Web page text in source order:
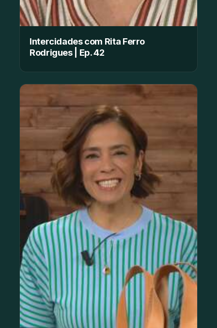
Intercidades com Rita Ferro
Rodrigues | Ep. 42